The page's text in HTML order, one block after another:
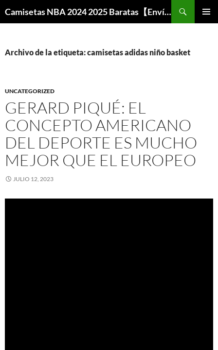
Camisetas NBA 2024 2025 Baratas【Envío Gratis】
Archivo de la etiqueta: camisetas adidas niño basket
UNCATEGORIZED
GERARD PIQUÉ: EL
CONCEPTO AMERICANO
DEL DEPORTE ES MUCHO
MEJOR QUE EL EUROPEO
JULIO 12, 2023